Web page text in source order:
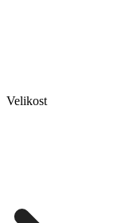
Velikost